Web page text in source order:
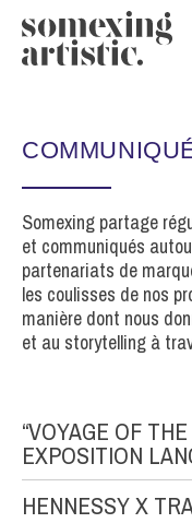
Somexing partage
et communiqués
partenariats de
les coulisses de nos
manière dont nous
et au storytelling à
“VOYAGE OF
EXPOSITION
HENNESSY X